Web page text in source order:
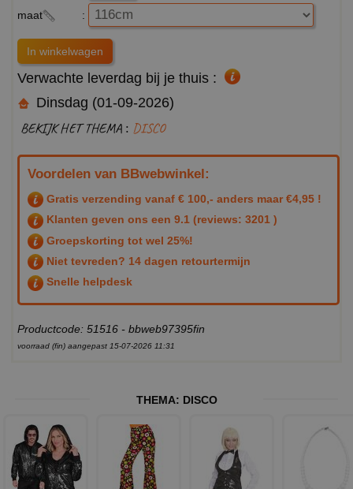
maat :
Verwachte leverdag bij je thuis :
Dinsdag (01-09-2026)
BEKIJK HET THEMA : DISCO
Voordelen van BBwebwinkel:
Gratis verzending vanaf € 100,- anders maar €4,95 !
Klanten geven ons een 9.1 (reviews: 3201 )
Groepskorting tot wel 25%!
Niet tevreden? 14 dagen retourtermijn
Snelle helpdesk
Productcode: 51516 - bbweb97395fin
voorraad (fin) aangepast 15-07-2026 11:31
THEMA: DISCO